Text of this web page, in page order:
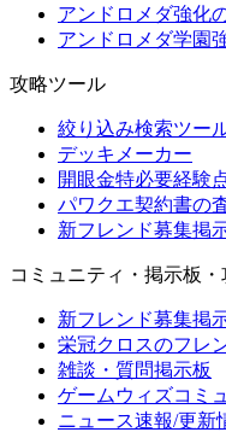
アンドロメダ強化
アンドロメダ学園
攻略ツール
絞り込み検索ツー
デッキメーカー
開眼金特必要経験
パワクエ契約書の
新フレンド募集掲
コミュニティ・掲示板・
新フレンド募集掲
栄冠クロスのフレ
雑談・質問掲示板
ゲームウィズコミ
ニュース速報/更新